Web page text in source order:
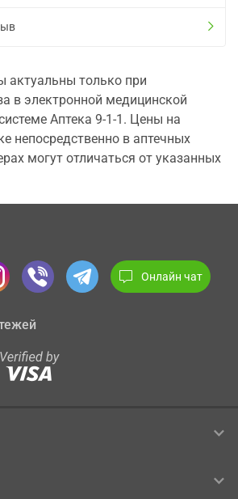
актуальны только при
в электронной медицинской
Аптека 9-1-1. Цены на
непосредственно в аптечных
могут отличаться от указанных
Онлайн чат